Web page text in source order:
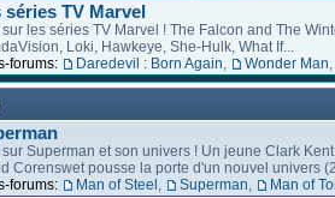
séries TV Marvel
sur les séries TV Marvel ! The Falcon and The
Loki, Hawkeye, She-Hulk, What If...
forums:
Daredevil : Born Again Wonder Man
sur Superman et son univers ! Un jeune Clark
Corenswet pousse la porte d'un nouvel univers
forums:
Man of Steel Superman Man of